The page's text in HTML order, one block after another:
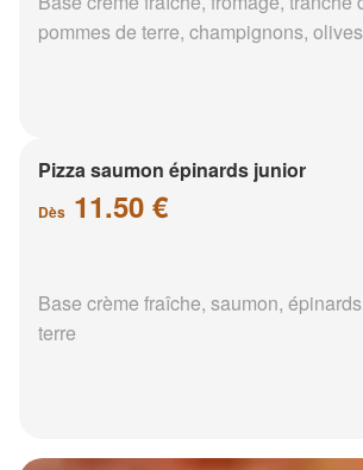
pommes de terre, champignons, olives
Pizza saumon épinards junior
Dès 11.50 €
Base crème fraîche, saumon,
terre